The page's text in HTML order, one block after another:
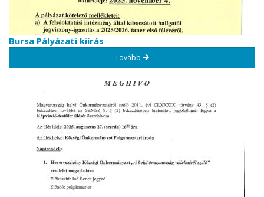
Bursa Pályázati kiírás
Tovább